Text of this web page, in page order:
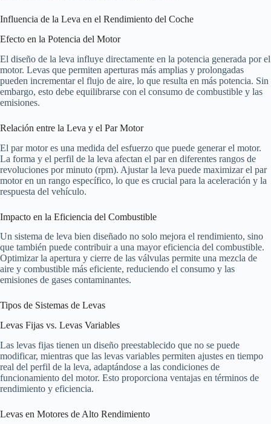
Influencia de la Leva en el Rendimiento del Coche
Efecto en la Potencia del Motor
El diseño de la leva influye directamente en la potencia generada por el
motor. Levas que permiten aperturas más amplias y prolongadas
pueden incrementar el flujo de aire, lo que resulta en más potencia. Sin
embargo, esto debe equilibrarse con el consumo de combustible y las
emisiones.
Relación entre la Leva y el Par Motor
El par motor es una medida del esfuerzo que puede generar el motor.
La forma y el perfil de la leva afectan el par en diferentes rangos de
revoluciones por minuto (rpm). Ajustar la leva puede maximizar el par
motor en un rango específico, lo que es crucial para la aceleración y la
respuesta del vehículo.
Impacto en la Eficiencia del Combustible
Un sistema de leva bien diseñado no solo mejora el rendimiento, sino
que también puede contribuir a una mayor eficiencia del combustible.
Optimizar la apertura y cierre de las válvulas permite una mezcla de
aire y combustible más eficiente, reduciendo el consumo y las
emisiones de gases contaminantes.
Tipos de Sistemas de Levas
Levas Fijas vs. Levas Variables
Las levas fijas tienen un diseño preestablecido que no se puede
modificar, mientras que las levas variables permiten ajustes en tiempo
real del perfil de la leva, adaptándose a las condiciones de
funcionamiento del motor. Esto proporciona ventajas en términos de
rendimiento y eficiencia.
Levas en Motores de Alto Rendimiento